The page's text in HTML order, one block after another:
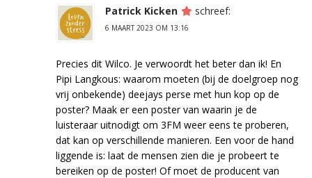
Patrick Kicken schreef:
6 MAART 2023 OM 13:16
Precies dit Wilco. Je verwoordt het beter dan ik! En
Pipi Langkous: waarom moeten (bij de doelgroep nog
vrij onbekende) deejays perse met hun kop op de
poster? Maak er een poster van waarin je de
luisteraar uitnodigt om 3FM weer eens te proberen,
dat kan op verschillende manieren. Een voor de hand
liggende is: laat de mensen zien die je probeert te
bereiken op de poster! Of moet de producent van